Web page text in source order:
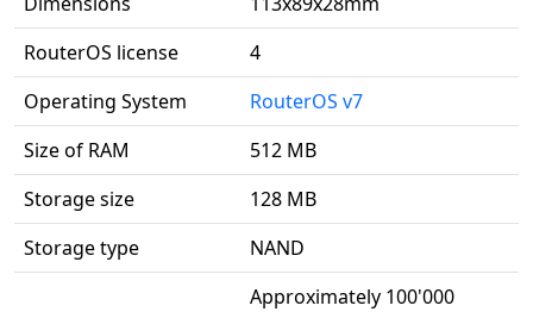
RouterOS license
4
Operating System
RouterOS v7
Size of RAM
512 MB
Storage size
128 MB
Storage type
NAND
Approximately 100'000